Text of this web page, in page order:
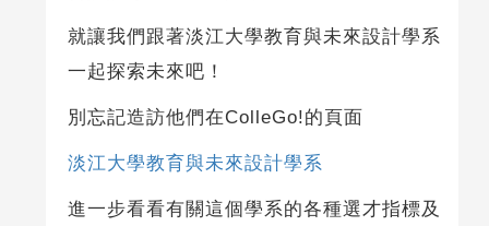
就讓我們跟著淡江大學教育與未來設計學系
一起探索未來吧！
別忘記造訪他們在ColleGo!的頁面
淡江大學教育與未來設計學系
進一步看看有關這個學系的各種選才指標及